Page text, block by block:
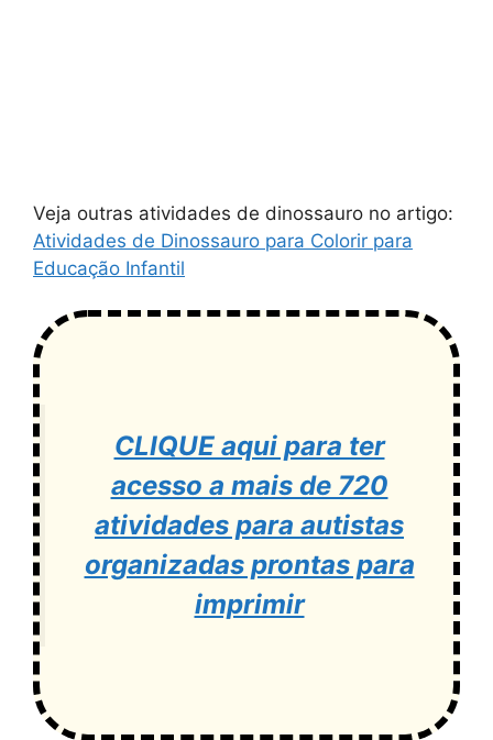
Veja outras atividades de dinossauro no artigo:
Atividades de Dinossauro para Colorir para
Educação Infantil
CLIQUE aqui para ter
acesso a mais de 720
atividades para autistas
organizadas prontas para
imprimir